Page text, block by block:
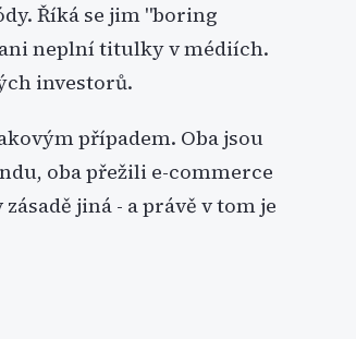
Říká se jim "boring
neplní titulky v médiích.
investorů.
případem. Oba jsou
oba přežili e-commerce
jiná - a právě v tom je